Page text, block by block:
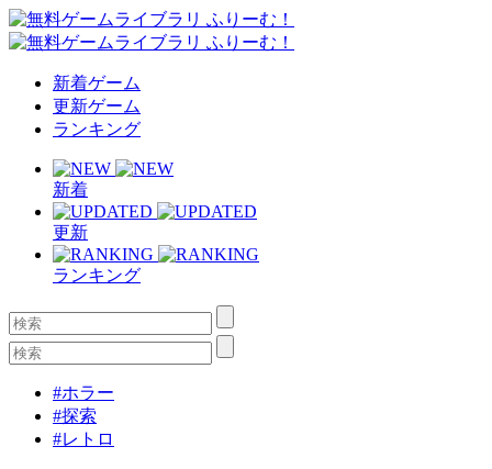
新着ゲーム
更新ゲーム
ランキング
新着
更新
ランキング
#ホラー
#探索
#レトロ